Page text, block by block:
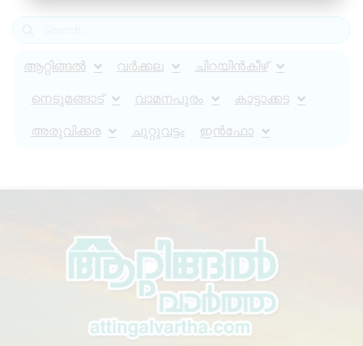
ആറ്റിങ്ങൽ വർക്കല ചിറയിൻകീഴ്
നെടുമങ്ങാട് വാമനപുരം കാട്ടാക്കട
അരുവിക്കര ചുറ്റുവട്ടം ഇൻഫോ